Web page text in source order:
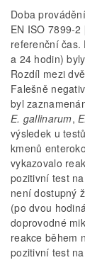
Doba
EN ISO 7899-
referenční čas.
a 24 hodin)
Rozdíl mezi
Falešně
byl
E. gallinarum,
výsledek u
kmenů
vykazovalo
pozitivní test
není dostupný
(po dvou
doprovodné
reakce během
pozitivní test